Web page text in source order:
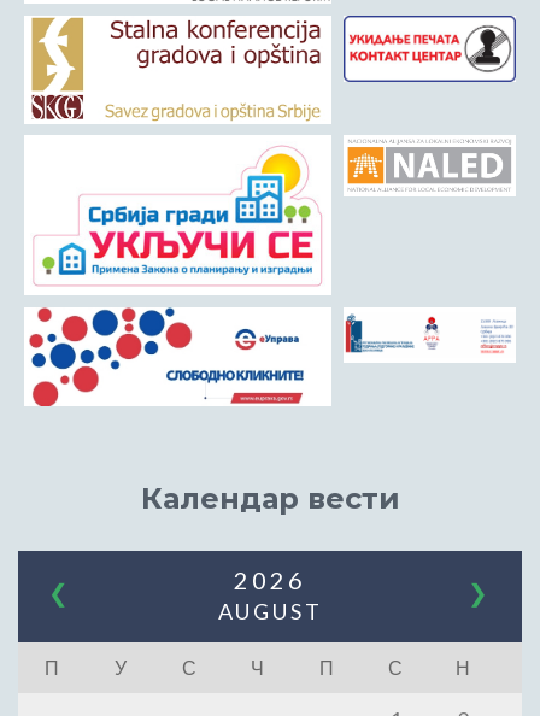
Календар вести
❮ ❯
2026
AUGUST
П У С Ч П С Н